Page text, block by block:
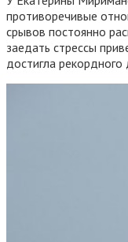
противоречивые
срывов постоянно
заедать стрессы
достигла